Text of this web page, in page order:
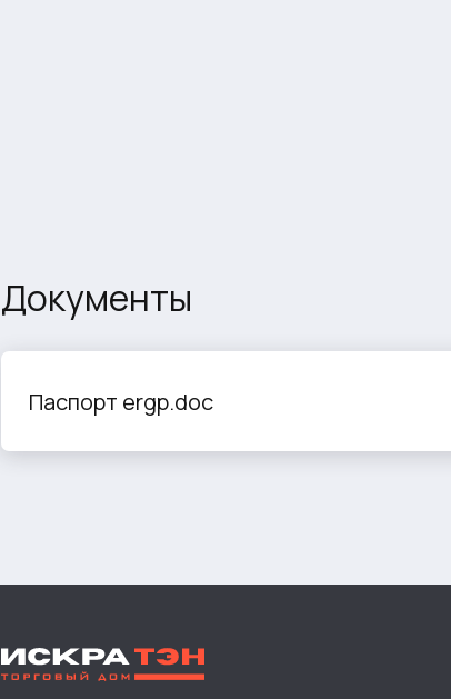
Документы
Паспорт ergp.doc